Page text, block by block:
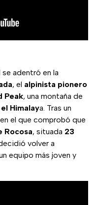
se adentró en la
, el alpinista pionero
Peak, una montaña de
Himalaya. Tras un
el que comprobó que
Rocosa, situada 23
volver a
equipo más joven y